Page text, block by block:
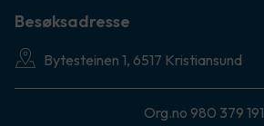
Besøksadresse
Bytesteinen 1, 6517 Kristiansund
Org.no 980 379 191